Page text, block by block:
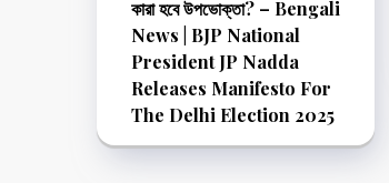
কারা হবে উপভোক্তা? – Bengali
News | BJP National
President JP Nadda
Releases Manifesto For
The Delhi Election 2025